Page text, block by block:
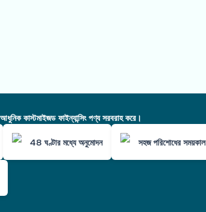
কাস্টমাইজড ফাইন্যান্সিং পণ্য সরবরাহ করে।
48 ঘণ্টার মধ্যে অনুমোদন সহজ পরিশোধের সময়কাল